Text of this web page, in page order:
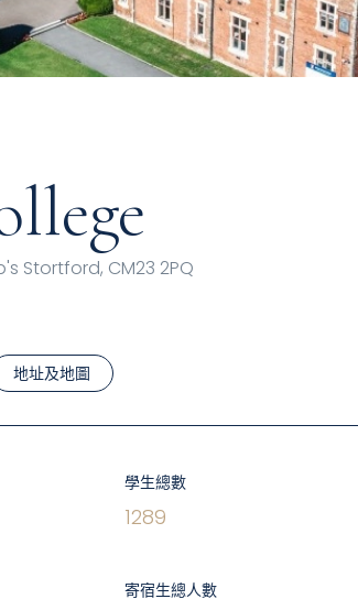
Stortford, CM23 2PQ
地址及地圖
學生總數
1289
寄宿生總人數